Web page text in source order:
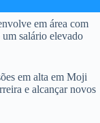
em área com
salário elevado
em alta em Moji
e alcançar novos